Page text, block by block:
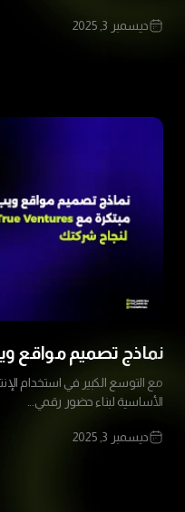
ديسمبر 3, 2025
نماذج تصميم مواقع
مع التوسع الكبير في استخدام
الأساسية لبناء حضور رقمي...
ديسمبر 3, 2025